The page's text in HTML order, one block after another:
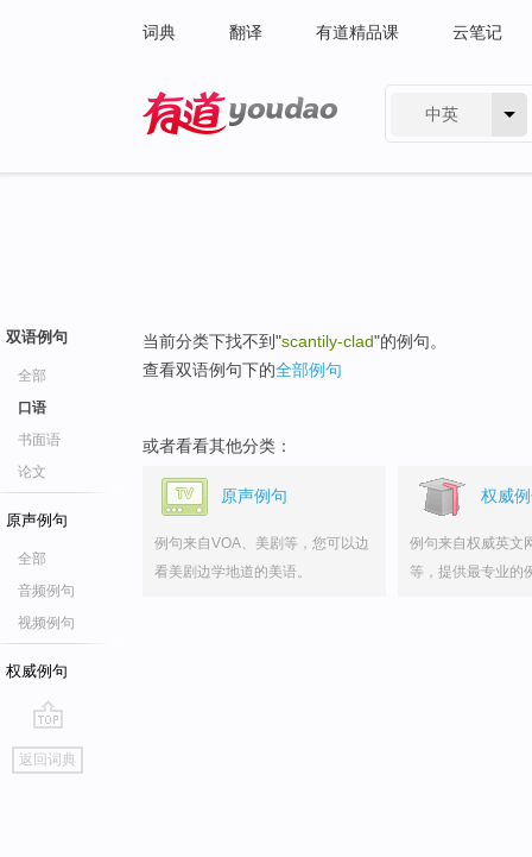
词典 翻译 有道精品课 云笔记
中英
双语例句
全部
口语
书面语
论文
原声例句
全部
音频例句
视频例句
权威例句
go
top
返回词典
当前分类下找不到"scantily-clad"的例句。
查看双语例句下的全部例句
或者看看其他分类：
原声例句
例句来自VOA、美剧等，您可以边
看美剧边学地道的美语。
权威
例句来自权威英文
等，提供最专业的